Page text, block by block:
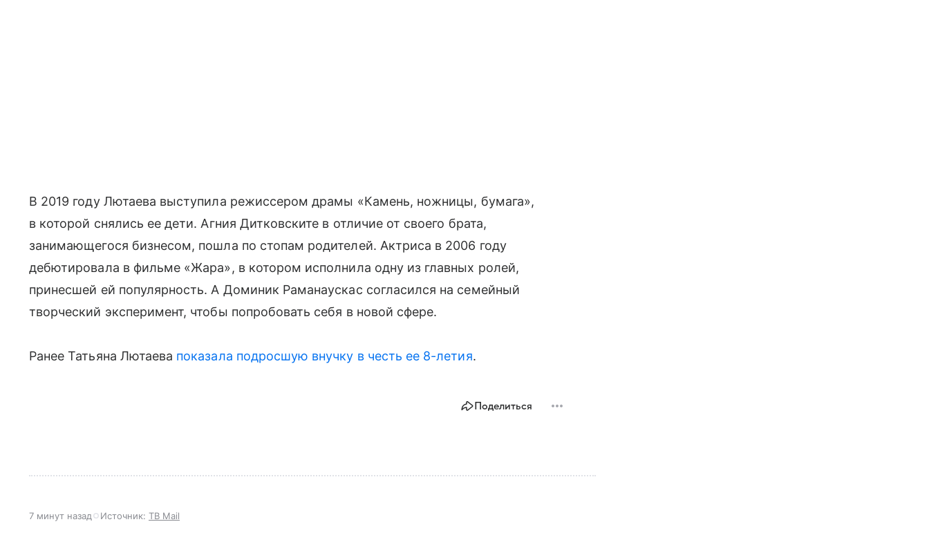
В 2019 году Лютаева выступила режиссером драмы «Камень, ножницы, бумага»,
в которой снялись ее дети. Агния Дитковските в отличие от своего брата,
занимающегося бизнесом, пошла по стопам родителей. Актриса в 2006 году
дебютировала в фильме «Жара», в котором исполнила одну из главных ролей,
принесшей ей популярность. А Доминик Раманаускас согласился на семейный
творческий эксперимент, чтобы попробовать себя в новой сфере.
Ранее Татьяна Лютаева показала подросшую внучку в честь ее 8-летия.
Поделиться
7 минут назад Источник: ТВ Mail